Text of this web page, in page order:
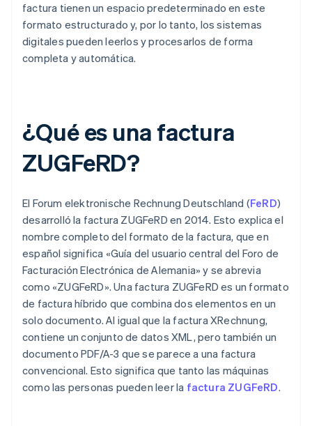
factura tienen un espacio predeterminado en este
formato estructurado y, por lo tanto, los sistemas
digitales pueden leerlos y procesarlos de forma
completa y automática.
¿Qué es una factura
ZUGFeRD?
El Forum elektronische Rechnung Deutschland (FeRD)
desarrolló la factura ZUGFeRD en 2014. Esto explica el
nombre completo del formato de la factura, que en
español significa «Guía del usuario central del Foro de
Facturación Electrónica de Alemania» y se abrevia
como «ZUGFeRD». Una factura ZUGFeRD es un formato
de factura híbrido que combina dos elementos en un
solo documento. Al igual que la factura XRechnung,
contiene un conjunto de datos XML, pero también un
documento PDF/A-3 que se parece a una factura
convencional. Esto significa que tanto las máquinas
como las personas pueden leer la factura ZUGFeRD.